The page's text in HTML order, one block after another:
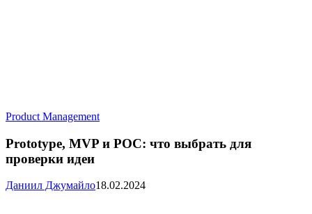
Product ManagementPrototype,
и
для
Prototype, MVP и POC: что выбрать для
проверки идеи
Даниил Джумайло18.02.2024